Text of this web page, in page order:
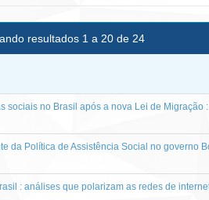
resultados 1 a 20 de 24
sociais no Brasil após a nova Lei de Migração
da Política de Assistência Social no governo
: análises que polarizam as redes de